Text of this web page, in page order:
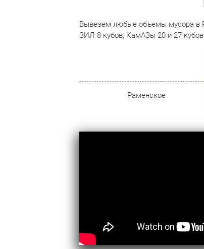
Вывезем любые объемы мусора в
ЗИЛ 8 кубов, КамАЗы 20 и 27
Раменское